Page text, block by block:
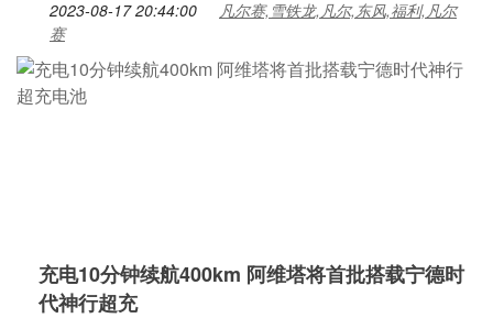
2023-08-17 20:44:00
凡尔赛,雪铁龙,凡尔,东风,福利,凡尔
赛
充电10分钟续航400km 阿维塔将首批搭载宁德时
代神行超充